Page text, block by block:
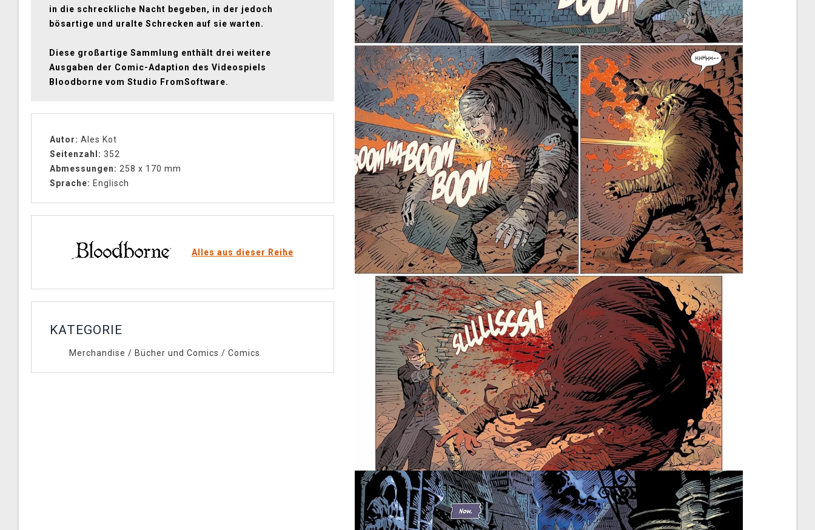
in die schreckliche Nacht begeben, in der jedoch
bösartige und uralte Schrecken auf sie warten.
Diese großartige Sammlung enthält drei weitere
Ausgaben der Comic-Adaption des Videospiels
Bloodborne vom Studio FromSoftware.
Autor: Ales Kot
Seitenzahl: 352
Abmessungen: 258 x 170 mm
Sprache: Englisch
Alles aus dieser Reihe
KATEGORIE
Merchandise / Bücher und Comics / Comics